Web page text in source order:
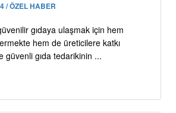
/ ÖZEL HABER
gıdaya ulaşmak için hem
hem de üreticilere katkı
güvenli gıda tedarikinin ...